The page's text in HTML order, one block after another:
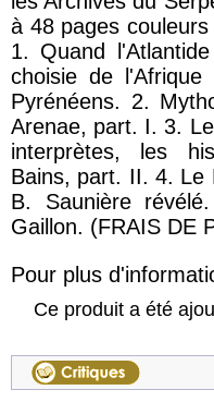
à 48 pages
1. Quand
choisie de
Pyrénéens. 2.
Arenae, part. I. 3.
interprètes, les
Bains, part. II. 4. Le
B. Saunière
Gaillon. (FRAIS DE
Pour plus
Ce produit a été